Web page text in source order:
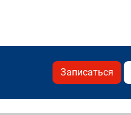
Записаться